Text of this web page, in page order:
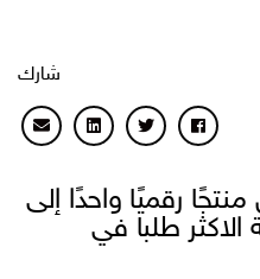
شارك
منتجًا رقميًا واحدًا إلى
الاكثر طلبا في